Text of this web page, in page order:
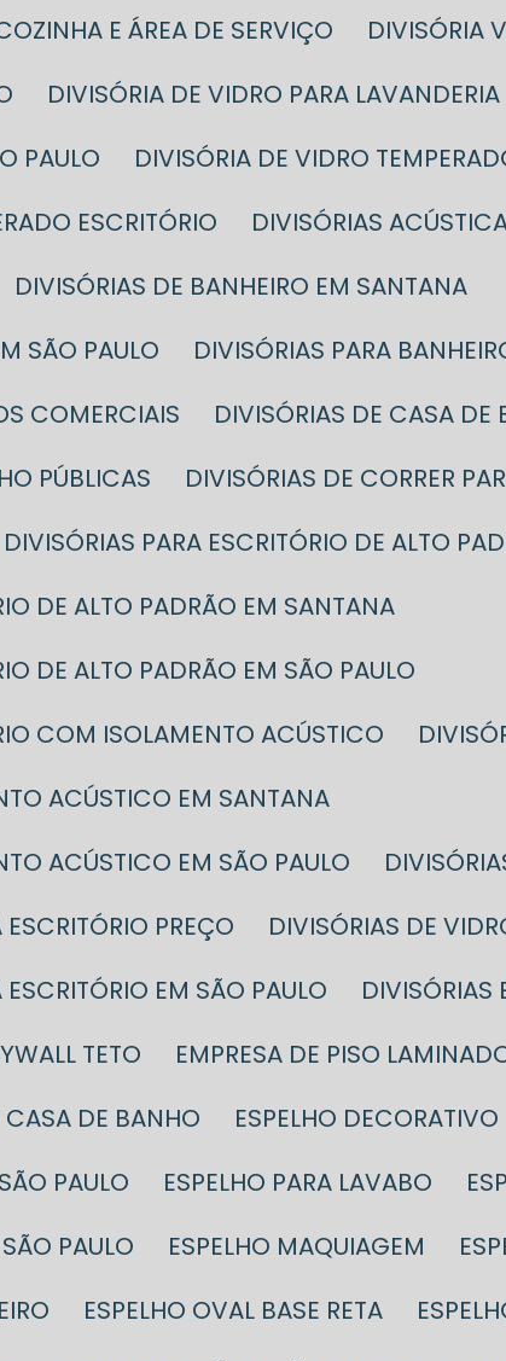
E ÁREA DE SERVIÇO
DIVISÓRIA
DIVISÓRIA DE VIDRO PARA LAVANDERIA
PAULO
DIVISÓRIA DE VIDRO
ESCRITÓRIO
DIVISÓRIAS
DIVISÓRIAS DE BANHEIRO EM SANTANA
SÃO PAULO
DIVISÓRIAS PARA
COMERCIAIS
DIVISÓRIAS DE CASA DE
PÚBLICAS
DIVISÓRIAS DE CORRER
DIVISÓRIAS PARA ESCRITÓRIO DE ALTO
DE ALTO PADRÃO EM SANTANA
DE ALTO PADRÃO EM SÃO PAULO
COM ISOLAMENTO ACÚSTICO
ACÚSTICO EM SANTANA
ACÚSTICO EM SÃO PAULO
ESCRITÓRIO PREÇO
DIVISÓRIAS DE
ESCRITÓRIO EM SÃO PAULO
TETO EMPRESA DE PISO
CASA DE BANHO ESPELHO DECORATIVO
PAULO
ESPELHO PARA LAVABO
PAULO
ESPELHO MAQUIAGEM
ESPELHO OVAL BASE RETA